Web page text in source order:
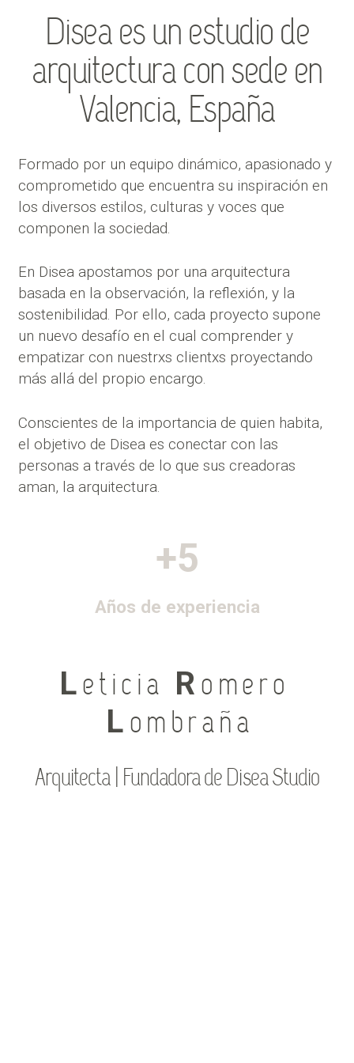
Disea es un estudio de
arquitectura con sede en
Valencia, España
Formado por un equipo dinámico, apasionado y
comprometido que encuentra su inspiración en
los diversos estilos, culturas y voces que
componen la sociedad.
En Disea apostamos por una arquitectura
basada en la observación, la reflexión, y la
sostenibilidad. Por ello, cada proyecto supone
un nuevo desafío en el cual comprender y
empatizar con nuestrxs clientxs proyectando
más allá del propio encargo.
Conscientes de la importancia de quien habita,
el objetivo de Disea es conectar con las
personas a través de lo que sus creadoras
aman, la arquitectura.
+5
Años de experiencia
Le t i c i a Ro m e r o
Lo m b r a ñ a
Arquitecta | Fundadora de Disea Studio